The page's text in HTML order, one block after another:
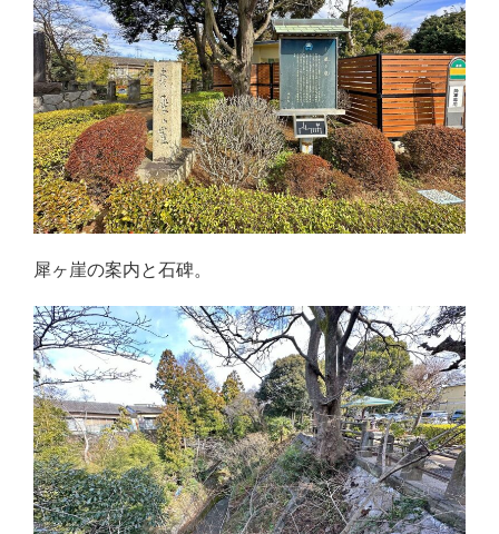
犀ヶ崖の案内と石碑。